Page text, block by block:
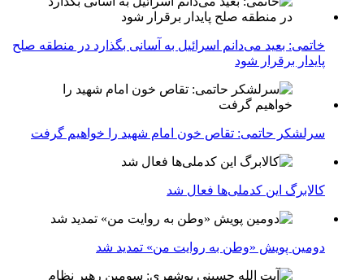
خاتمی: بعید می‌دانم اسرائیل به آسانی بگذارد در منطقه صلح
پایدار برقرار شود
سرلشکر حاتمی: تقاص خون امام شهید را خواهیم گرفت
کالابرگ این کدملی‌ها فعال شد
دومین پویش «وطن به روایت من» تمدید شد